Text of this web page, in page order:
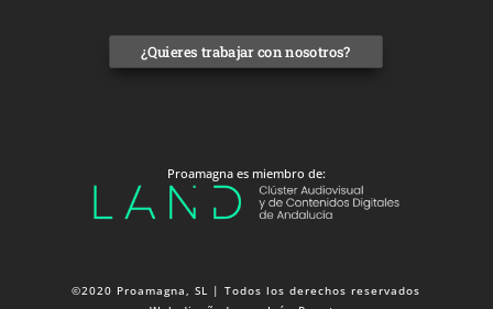
¿Quieres trabajar con nosotros?
Proamagna es miembro de:
©2020 Proamagna, SL | Todos los derechos reservados